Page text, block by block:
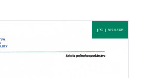
JPG | 509.06 KB